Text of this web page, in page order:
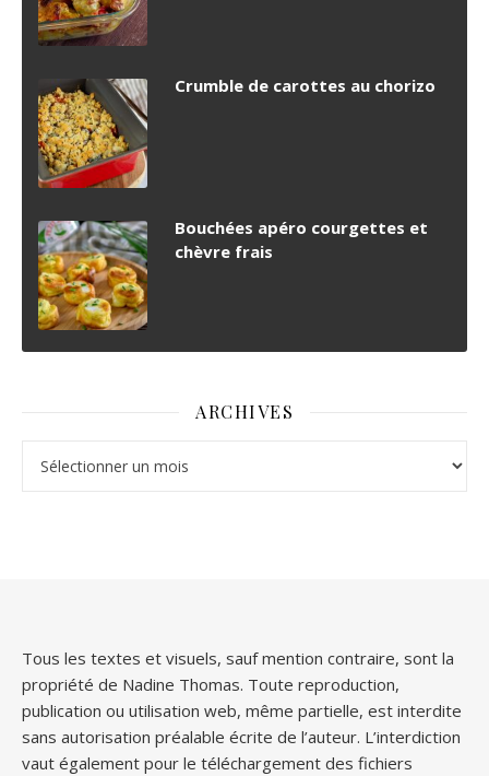
Crumble de carottes au chorizo
Bouchées apéro courgettes et
chèvre frais
ARCHIVES
Tous les textes et visuels, sauf mention contraire, sont la
propriété de Nadine Thomas. Toute reproduction,
publication ou utilisation web, même partielle, est interdite
sans autorisation préalable écrite de l’auteur. L’interdiction
vaut également pour le téléchargement des fichiers